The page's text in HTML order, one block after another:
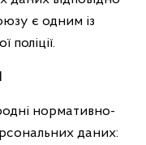
є одним із
поліції.
нормативно-
даних: